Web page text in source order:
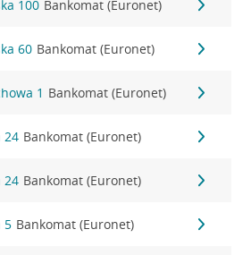
100 Bankomat (Euronet)
60 Bankomat (Euronet)
1 Bankomat (Euronet)
24 Bankomat (Euronet)
24 Bankomat (Euronet)
5 Bankomat (Euronet)